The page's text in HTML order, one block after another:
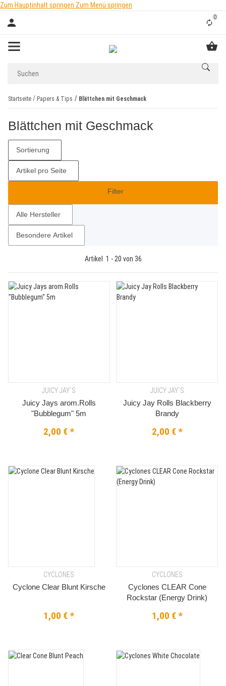
Zum Hauptinhalt springen Zum Menü springen
0
Startseite Papers & Tips Blättchen mit Geschmack
Blättchen mit Geschmack
Filter
Sortierung
Artikel pro Seite
Alle Hersteller
Besondere Artikel
Artikel 1 - 20 von 36
JUICY JAY`S
Juicy Jays arom.Rolls
"Bubblegum" 5m
2,00 €*
JUICY JAY`S
Juicy Jay Rolls Blackberry
Brandy
2,00 €*
CYCLONES
Cyclone Clear Blunt Kirsche
1,00 €*
CYCLONES
Cyclones CLEAR Cone
Rockstar (Energy Drink)
1,00 €*